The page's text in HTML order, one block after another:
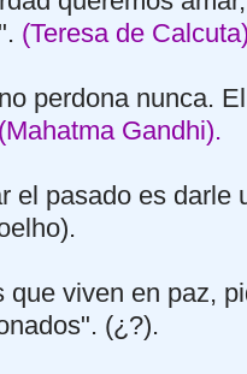
(Teresa de
perdona nunca.
(Mahatma Gandhi).
el pasado es darle
que viven en paz,
(¿?).